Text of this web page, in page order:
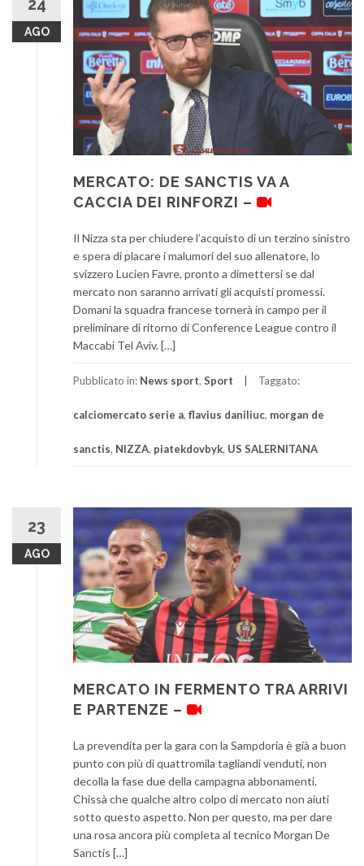
AGO
MERCATO: DE SANCTIS VA A
CACCIA DEI RINFORZI –
Il Nizza sta per chiudere l’acquisto di un terzino sinistro
e spera di placare i malumori del suo allenatore, lo
svizzero Lucien Favre, pronto a dimettersi se dal
mercato non saranno arrivati gli acquisti promessi.
Domani la squadra francese tornerà in campo per il
preliminare di ritorno di Conference League contro il
Maccabi Tel Aviv. […]
Pubblicato in: News sport, Sport Taggato:
calciomercato serie a, flavius daniliuc, morgan de
sanctis, NIZZA, piatekdovbyk, US SALERNITANA
23
AGO
MERCATO IN FERMENTO TRA ARRIVI
E PARTENZE –
La prevendita per la gara con la Sampdoria è già a buon
punto con più di quattromila tagliandi venduti, non
decolla la fase due della campagna abbonamenti.
Chissà che qualche altro colpo di mercato non aiuti
sotto questo aspetto. Non per questo, ma per dare
una rosa ancora più completa al tecnico Morgan De
Sanctis […]